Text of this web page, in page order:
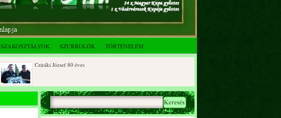
SZAKOSZTÁLYOK SZURKOLÓK TÖRTÉNELEM
Cziráki József 80 éves
Dálnoki József 90 éves